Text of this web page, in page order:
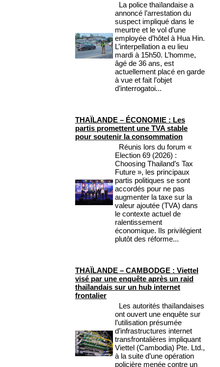
La police thaïlandaise a
annoncé l’arrestation du
suspect impliqué dans le
meurtre et le vol d’une
employée d’hôtel à Hua Hin.
L’interpellation a eu lieu
mardi à 15h50. L’homme,
âgé de 36 ans, est
actuellement placé en garde
à vue et fait l’objet
d’interrogatoi...
THAÏLANDE – ÉCONOMIE : Les
partis promettent une TVA stable
pour soutenir la consommation
Réunis lors du forum «
Election 69 (2026) :
Choosing Thailand’s Tax
Future », les principaux
partis politiques se sont
accordés pour ne pas
augmenter la taxe sur la
valeur ajoutée (TVA) dans
le contexte actuel de
ralentissement
économique. Ils privilégient
plutôt des réforme...
THAÏLANDE – CAMBODGE : Viettel
visé par une enquête après un raid
thaïlandais sur un hub internet
frontalier
Les autorités thaïlandaises
ont ouvert une enquête sur
l’utilisation présumée
d’infrastructures internet
transfrontalières impliquant
Viettel (Cambodia) Pte. Ltd.,
à la suite d’une opération
policière menée contre un